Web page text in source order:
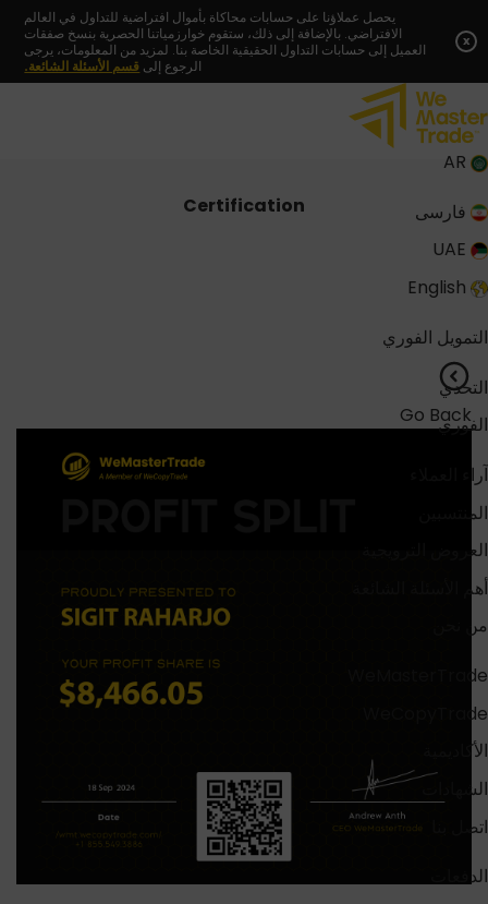
to
يحصل عملاؤنا على حسابات محاكاة بأموال افتراضية للتداول في العالم
الافتراضي. بالإضافة إلى ذلك، ستقوم خوارزمياتنا الحصرية بنسخ صفقات
العميل إلى حسابات التداول الحقيقية الخاصة بنا. لمزيد من المعلومات، يرجى
الرجوع إلى قسم الأسئلة الشائعة.
x
فارسی
التمويل الفوري
التحدي
الفوري
آراء العملاء
المنتسبين
العروض الترويجية
أهم الأسئلة الشائعة
من نحن
WeMasterTrade
WeCopyTrade
الأكاديمية
الشهادات
اتصل بنا
الدفعات
Certification
Go Back